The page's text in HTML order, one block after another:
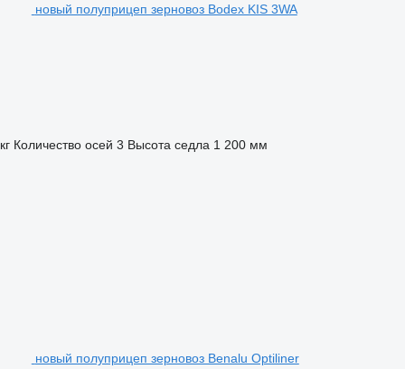
новый полуприцеп зерновоз Bodex KIS 3WA
Количество осей 3 Высота седла 1 200 мм
новый полуприцеп зерновоз Benalu Optiliner